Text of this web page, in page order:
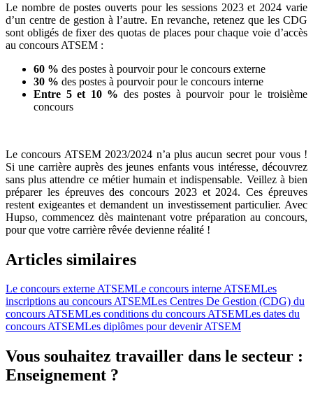
Le nombre de postes ouverts pour les sessions 2023 et 2024 varie
d’un centre de gestion à l’autre. En revanche, retenez que les CDG
sont obligés de fixer des quotas de places pour chaque voie d’accès
au concours ATSEM :
60 % des postes à pourvoir pour le concours externe
30 % des postes à pourvoir pour le concours interne
Entre 5 et 10 % des postes à pourvoir pour le troisième
concours
Le concours ATSEM 2023/2024 n’a plus aucun secret pour vous !
Si une carrière auprès des jeunes enfants vous intéresse, découvrez
sans plus attendre ce métier humain et indispensable. Veillez à bien
préparer les épreuves des concours 2023 et 2024. Ces épreuves
restent exigeantes et demandent un investissement particulier. Avec
Hupso, commencez dès maintenant votre préparation au concours,
pour que votre carrière rêvée devienne réalité !
Articles similaires
Le concours externe ATSEMLe concours interne ATSEMLes
inscriptions au concours ATSEMLes Centres De Gestion (CDG) du
concours ATSEMLes conditions du concours ATSEMLes dates du
concours ATSEMLes diplômes pour devenir ATSEM
Vous souhaitez travailler dans le secteur :
Enseignement ?